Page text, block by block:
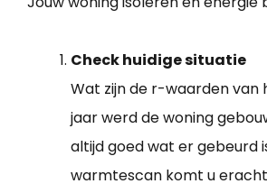
Check huidige situatie
Wat zijn de r-waarden van
jaar werd de woning
altijd goed wat er gebeurd
warmtescan komt u